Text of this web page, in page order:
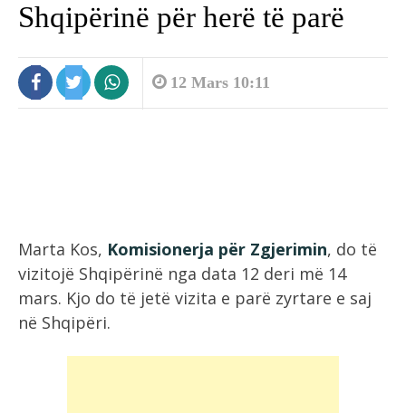
Shqipërinë për herë të parë
12 Mars 10:11
Marta Kos, Komisionerja për Zgjerimin, do të
vizitojë Shqipërinë nga data 12 deri më 14
mars. Kjo do të jetë vizita e parë zyrtare e saj
në Shqipëri.